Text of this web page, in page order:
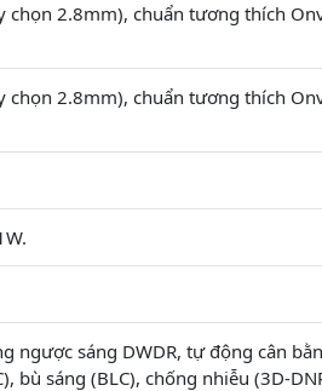
chọn 2.8mm), chuẩn tương thích
chọn 2.8mm), chuẩn tương thích
ngược sáng DWDR, tự động cân
bù sáng (BLC), chống nhiễu (3D-